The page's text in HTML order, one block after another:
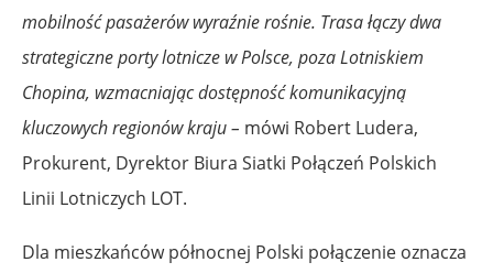
mobilność pasażerów wyraźnie rośnie. Trasa łączy dwa
strategiczne porty lotnicze w Polsce, poza Lotniskiem
Chopina, wzmacniając dostępność komunikacyjną
kluczowych regionów kraju – mówi Robert Ludera,
Prokurent, Dyrektor Biura Siatki Połączeń Polskich
Linii Lotniczych LOT.
Dla mieszkańców północnej Polski połączenie oznacza